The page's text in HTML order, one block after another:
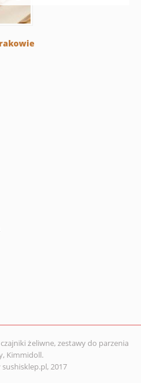
żeliwne, zestawy do parzenia
Kimmidoll.
2017